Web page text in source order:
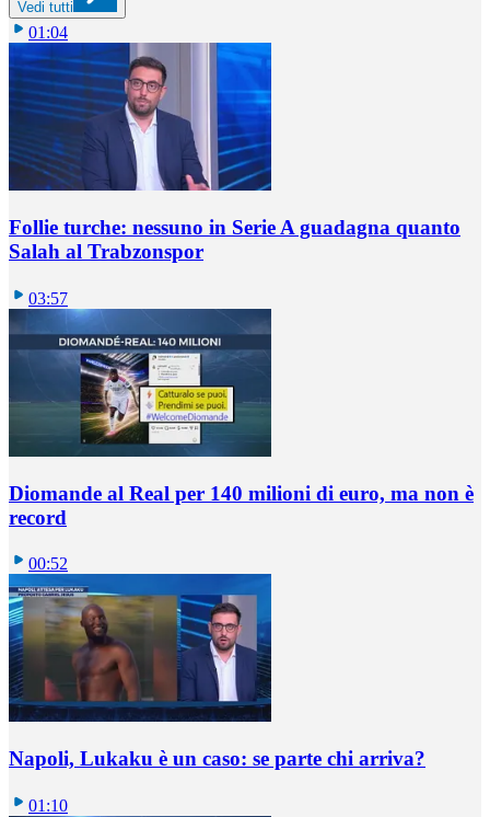
Vedi tutti
01:04
Follie turche: nessuno in Serie A guadagna quanto
Salah al Trabzonspor
03:57
Diomande al Real per 140 milioni di euro, ma non è
record
00:52
Napoli, Lukaku è un caso: se parte chi arriva?
01:10